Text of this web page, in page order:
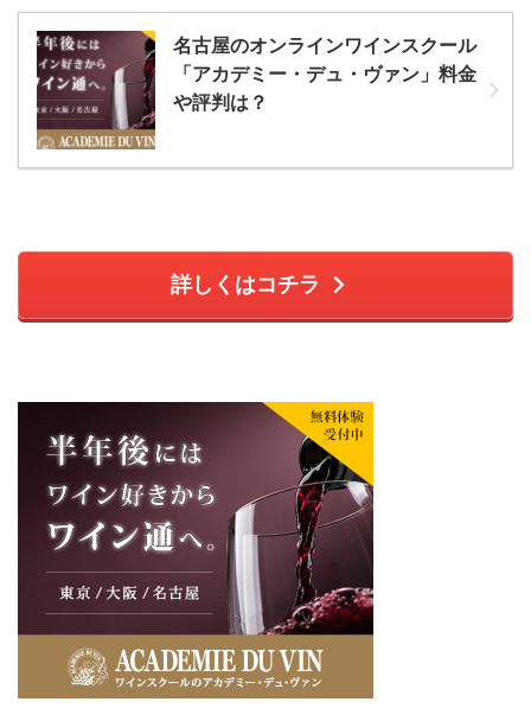
名古屋のオンラインワインスクール
「アカデミー・デュ・ヴァン」料金
や評判は？
詳しくはコチラ